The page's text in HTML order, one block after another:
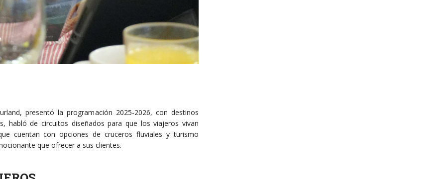
presentó la programación 2025-2026, con destinos
habló de circuitos diseñados para que los viajeros vivan
cuentan con opciones de cruceros fluviales y turismo
que ofrecer a sus clientes.